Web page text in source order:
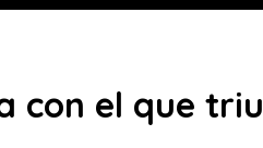
con el que